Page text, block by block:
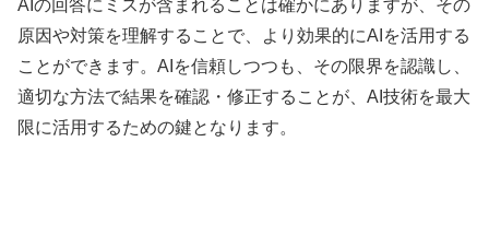
AIの回答にミスが含まれることは確かにありますが、その
原因や対策を理解することで、より効果的にAIを活用する
ことができます。AIを信頼しつつも、その限界を認識し、
適切な方法で結果を確認・修正することが、AI技術を最大
限に活用するための鍵となります。